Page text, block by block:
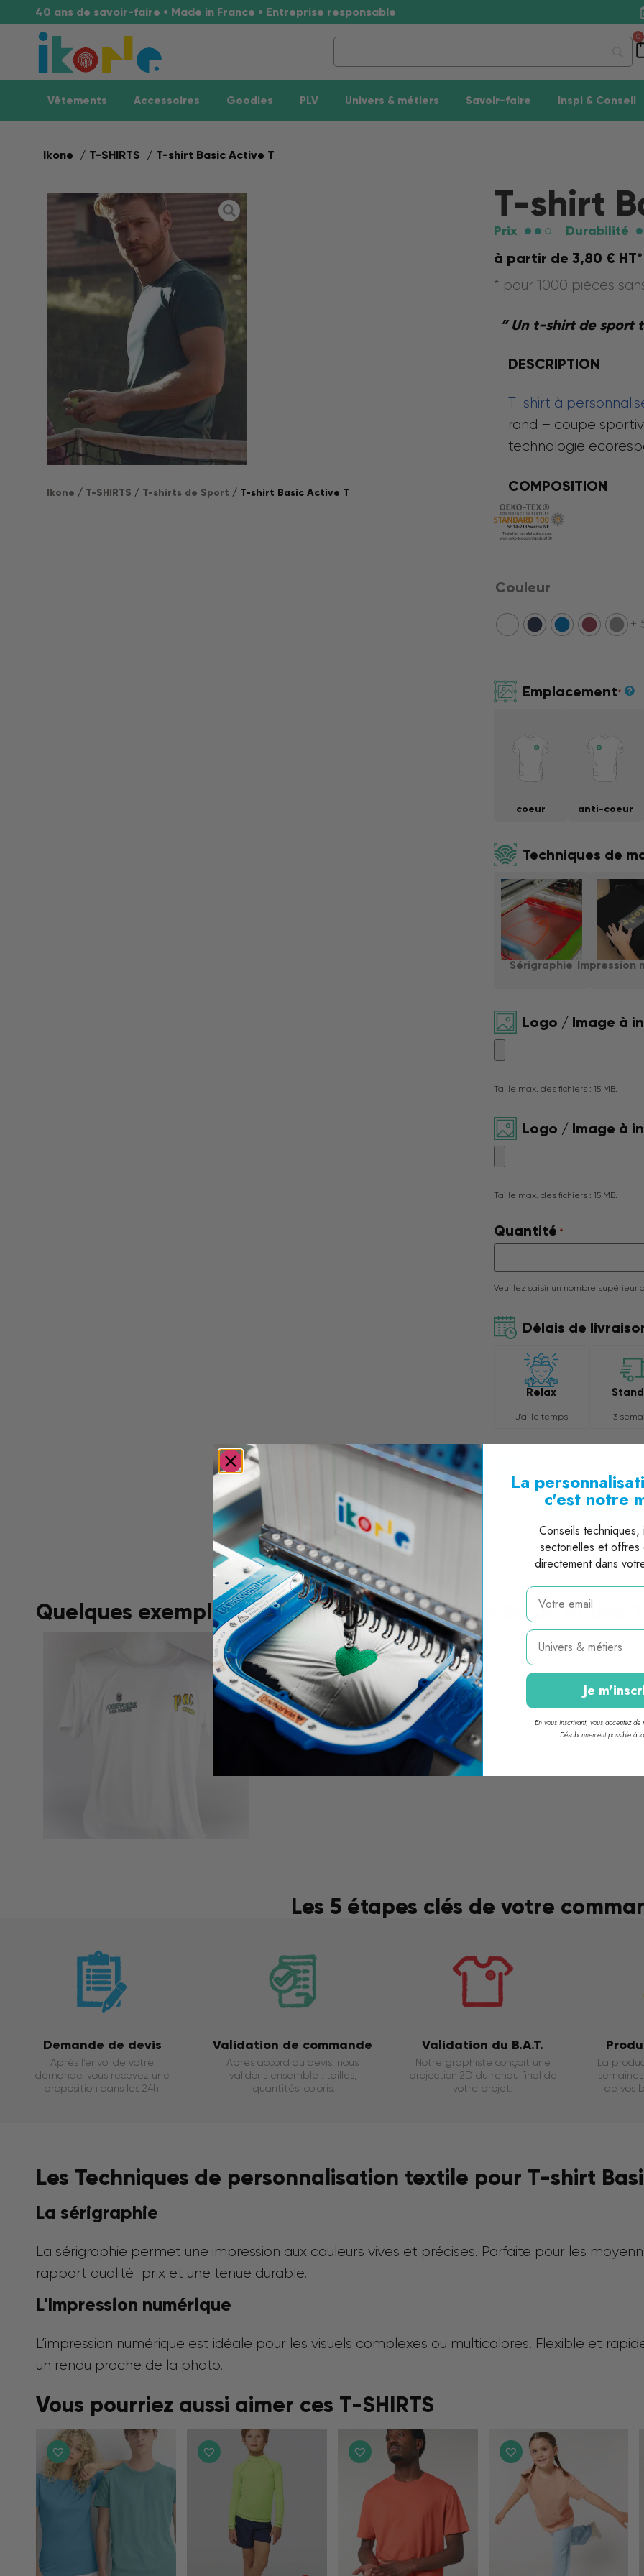
40 ans de savoir-faire • Made in France • Entreprise responsable
0
Vêtements Accessoires Goodies PLV Univers & métiers Savoir-faire Inspi & Conseil
Ikone T-SHIRTS T-shirt Basic Active T
Ikone / T-SHIRTS / T-shirts de Sport / T-shirt Basic Active T
T-shirt
Prix Durabilité
à partir de 3,80 € HT*
* pour 1000 pièces
” Un t-shirt de
DESCRIPTION
T-shirt à
rond – coupe
technologie
COMPOSITION
Couleur
+
Emplacement*
coeur anti-coeur
Techniques de
Sérigraphie Impression
Logo / Image à
Taille max. des fichiers : 15 MB.
Logo / Image à
Taille max. des fichiers : 15 MB.
Quantité *
Veuillez saisir un nombre supérieur
Délais de
Relax
J'ai le temps 3
Ajouter au devis
Quelques exemples de réalisations de T-shirt Basic Active T
Les 5 étapes clés de votre
Demande de devis
Après l’envoi de votre
demande, vous recevez une
proposition dans les 24h.
Validation de commande
Après accord du devis, nous
validons ensemble : tailles,
quantités, coloris.
Validation du B.A.T.
Notre graphiste conçoit une
projection 2D du rendu final de
votre projet.
La
de vos
Les Techniques de personnalisation textile pour T-shirt
La sérigraphie
La sérigraphie permet une impression aux couleurs vives et précises. Parfaite pour les
rapport qualité-prix et une tenue durable.
L'Impression numérique
L’impression numérique est idéale pour les visuels complexes ou multicolores. Flexible et
un rendu proche de la photo.
Vous pourriez aussi aimer ces T-SHIRTS
La
c'est notre
Conseils techniques,
sectorielles et offres
directement dans
email
Métier
Je
En vous inscrivant, vous acceptez de
Désabonnement possible à